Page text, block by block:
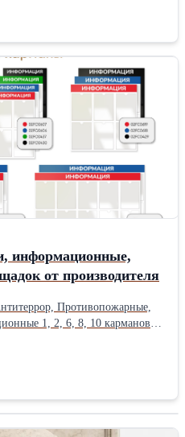
стираются влажным
информационные,
от производителя
Противопожарные,
1, 2, 6, 8, 10 карманов
для оформления
товара и оптовые цены
Максидом, Аксон,